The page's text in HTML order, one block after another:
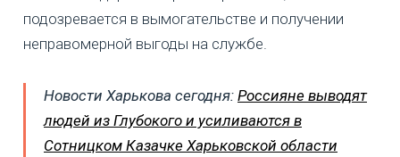
подозревается в вымогательстве и получении
неправомерной выгоды на службе.
Новости Харькова сегодня: Россияне выводят
людей из Глубокого и усиливаются в
Сотницком Казачке Харьковской области